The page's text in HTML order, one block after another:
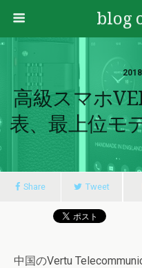
blog
高級スマホ
表、最上位モ
Share Tweet
中国のVertu